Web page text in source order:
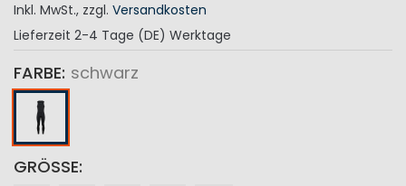
Inkl. MwSt., zzgl. Versandkosten
Lieferzeit 2-4 Tage (DE) Werktage
FARBE schwarz
GRÖSSE